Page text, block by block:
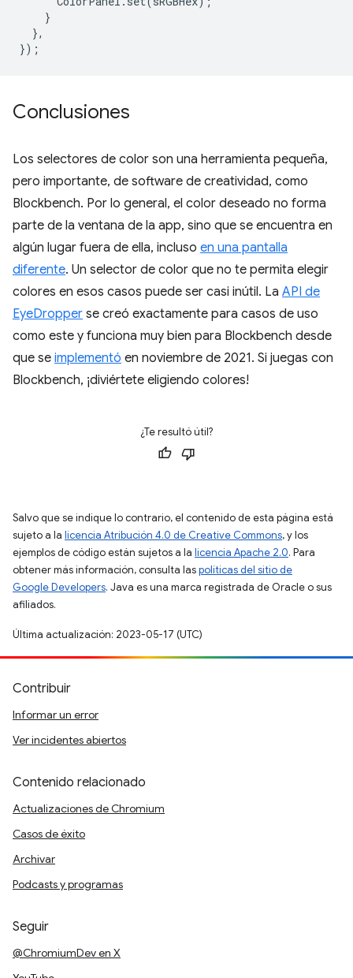
}
},
});
Conclusiones
Los selectores de color son una herramienta pequeña,
pero importante, de software de creatividad, como
Blockbench. Por lo general, el color deseado no forma
parte de la ventana de la app, sino que se encuentra en
algún lugar fuera de ella, incluso en una pantalla
diferente. Un selector de color que no te permita elegir
colores en esos casos puede ser casi inútil. La API de
EyeDropper se creó exactamente para casos de uso
como este y funciona muy bien para Blockbench desde
que se implementó en noviembre de 2021. Si juegas con
Blockbench, ¡diviértete eligiendo colores!
¿Te resultó útil?
Salvo que se indique lo contrario, el contenido de esta página está
sujeto a la licencia Atribución 4.0 de Creative Commons, y los
ejemplos de código están sujetos a la licencia Apache 2.0. Para
obtener más información, consulta laspolíticas del sitio de
Google Developers. Java es una marca registrada de Oracle o sus
afiliados.
Última actualización: 2023-05-17 (UTC)
Contribuir
Informar un error
Ver incidentes abiertos
Contenido relacionado
Actualizaciones de Chromium
Casos de éxito
Archivar
Podcasts y programas
Seguir
@ChromiumDev en X